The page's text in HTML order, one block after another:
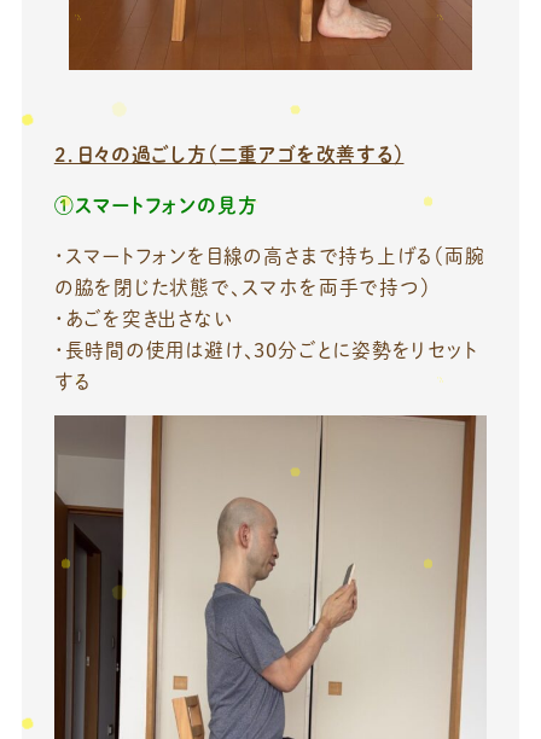
２．日々の過ごし方（二重アゴを改善する）
①スマートフォンの見方
・スマートフォンを目線の高さまで持ち上げる（両腕
の脇を閉じた状態で、スマホを両手で持つ）
・あごを突き出さない
・長時間の使用は避け、30分ごとに姿勢をリセット
する